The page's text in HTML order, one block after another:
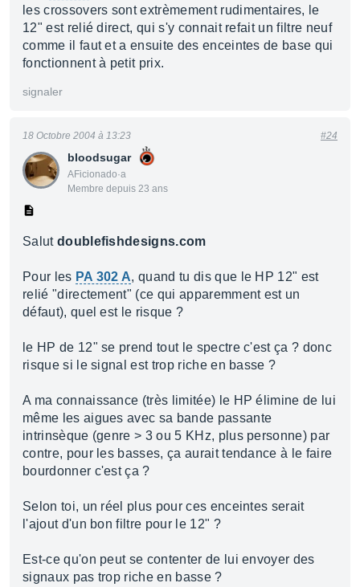
les crossovers sont extrèmement rudimentaires, le
12" est relié direct, qui s'y connait refait un filtre neuf
comme il faut et a ensuite des enceintes de base qui
fonctionnent à petit prix.
signaler
bloodsugar
AFicionado·a
Membre depuis 23 ans
18 Octobre 2004 à 13:23 #24
Salut doublefishdesigns.com
Pour les PA 302 A, quand tu dis que le HP 12" est
relié "directement" (ce qui apparemment est un
défaut), quel est le risque ?
le HP de 12" se prend tout le spectre c'est ça ? donc
risque si le signal est trop riche en basse ?
A ma connaissance (très limitée) le HP élimine de lui
même les aigues avec sa bande passante
intrinsèque (genre > 3 ou 5 KHz, plus personne) par
contre, pour les basses, ça aurait tendance à le faire
bourdonner c'est ça ?
Selon toi, un réel plus pour ces enceintes serait
l'ajout d'un bon filtre pour le 12" ?
Est-ce qu'on peut se contenter de lui envoyer des
signaux pas trop riche en basse ?